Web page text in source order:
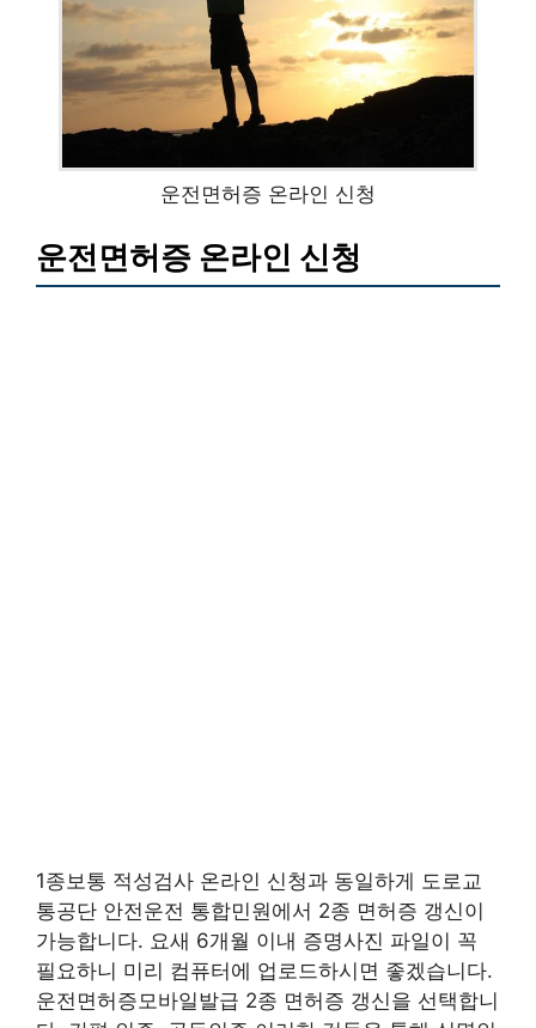
운전면허증 온라인 신청
운전면허증 온라인 신청
1종보통 적성검사 온라인 신청과 동일하게 도로교
통공단 안전운전 통합민원에서 2종 면허증 갱신이
가능합니다. 요새 6개월 이내 증명사진 파일이 꼭
필요하니 미리 컴퓨터에 업로드하시면 좋겠습니다.
운전면허증모바일발급 2종 면허증 갱신을 선택합니